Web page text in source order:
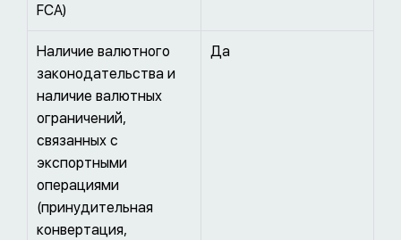
FCA)
Наличие валютного
законодательства и
наличие валютных
ограничений,
связанных с
экспортными
операциями
(принудительная
конвертация,
Да